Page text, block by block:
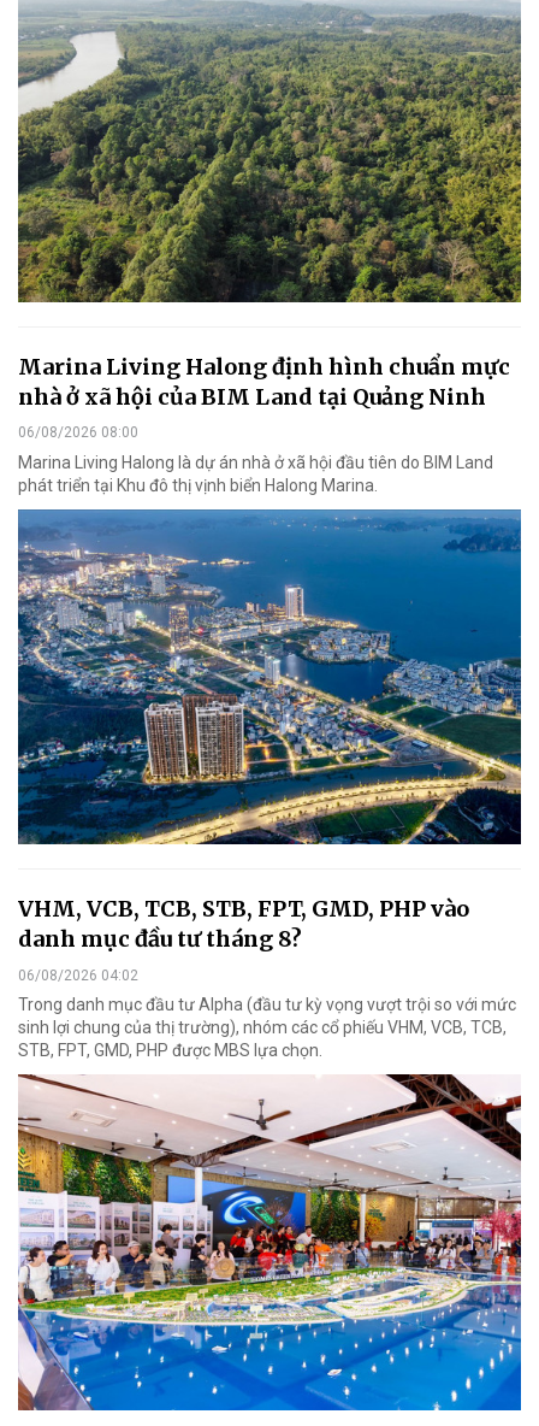
Marina Living Halong định hình chuẩn mực
nhà ở xã hội của BIM Land tại Quảng Ninh
06/08/2026 08:00
Marina Living Halong là dự án nhà ở xã hội đầu tiên do BIM Land
phát triển tại Khu đô thị vịnh biển Halong Marina.
VHM, VCB, TCB, STB, FPT, GMD, PHP vào
danh mục đầu tư tháng 8?
06/08/2026 04:02
Trong danh mục đầu tư Alpha (đầu tư kỳ vọng vượt trội so với mức
sinh lợi chung của thị trường), nhóm các cổ phiếu VHM, VCB, TCB,
STB, FPT, GMD, PHP được MBS lựa chọn.